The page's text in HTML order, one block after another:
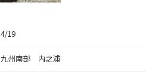
4/19
九州南部 内之浦